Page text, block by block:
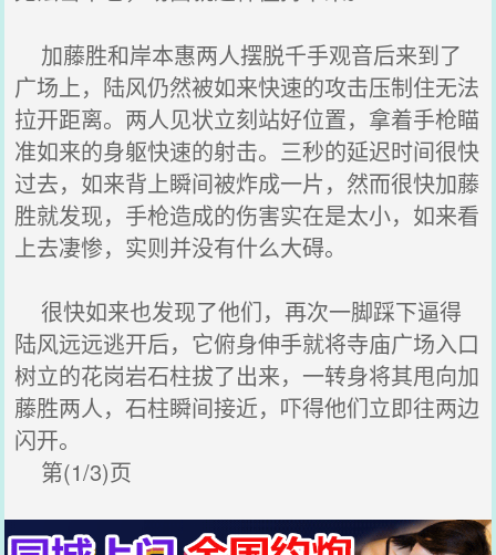
加藤胜和岸本惠两人摆脱千手观音后来到了
广场上，陆风仍然被如来快速的攻击压制住无法
拉开距离。两人见状立刻站好位置，拿着手枪瞄
准如来的身躯快速的射击。三秒的延迟时间很快
过去，如来背上瞬间被炸成一片，然而很快加藤
胜就发现，手枪造成的伤害实在是太小，如来看
上去凄惨，实则并没有什么大碍。
很快如来也发现了他们，再次一脚踩下逼得
陆风远远逃开后，它俯身伸手就将寺庙广场入口
树立的花岗岩石柱拔了出来，一转身将其甩向加
藤胜两人，石柱瞬间接近，吓得他们立即往两边
闪开。
第(1/3)页